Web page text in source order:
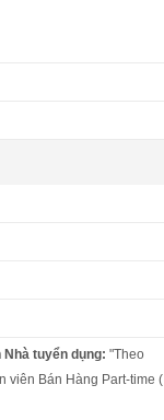
tuyển dụng: "Theo
viên Bán Hàng Part-time (